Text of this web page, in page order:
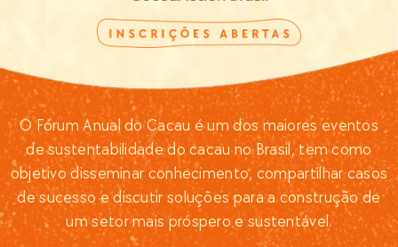
O Fórum Anual do Cacau é um dos maiores eventos
de sustentabilidade do cacau no Brasil, tem como
objetivo disseminar conhecimento, compartilhar casos
de sucesso e discutir soluções para a construção de
um setor mais próspero e sustentável.